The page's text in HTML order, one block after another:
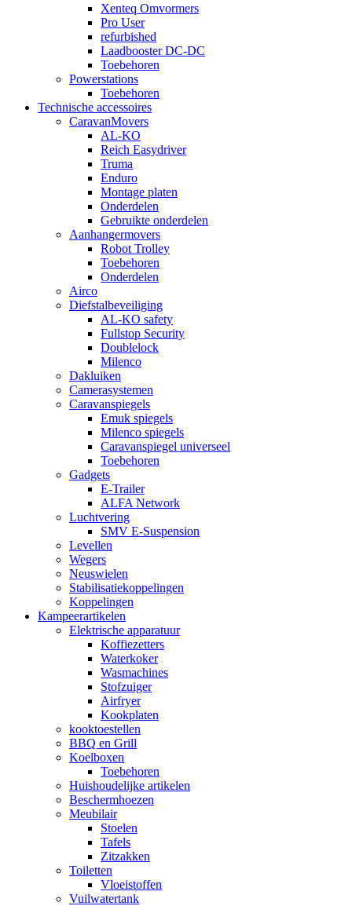
Xenteq Omvormers
Pro User
refurbished
Laadbooster DC-DC
Toebehoren
Powerstations
Toebehoren
Technische accessoires
CaravanMovers
AL-KO
Reich Easydriver
Truma
Enduro
Montage platen
Onderdelen
Gebruikte onderdelen
Aanhangermovers
Robot Trolley
Toebehoren
Onderdelen
Airco
Diefstalbeveiliging
AL-KO safety
Fullstop Security
Doublelock
Milenco
Dakluiken
Camerasystemen
Caravanspiegels
Emuk spiegels
Milenco spiegels
Caravanspiegel universeel
Toebehoren
Gadgets
E-Trailer
ALFA Network
Luchtvering
SMV E-Suspension
Levellen
Wegers
Neuswielen
Stabilisatiekoppelingen
Koppelingen
Kampeerartikelen
Elektrische apparatuur
Koffiezetters
Waterkoker
Wasmachines
Stofzuiger
Airfryer
Kookplaten
kooktoestellen
BBQ en Grill
Koelboxen
Toebehoren
Huishoudelijke artikelen
Beschermhoezen
Meubilair
Stoelen
Tafels
Zitzakken
Toiletten
Vloeistoffen
Vuilwatertank